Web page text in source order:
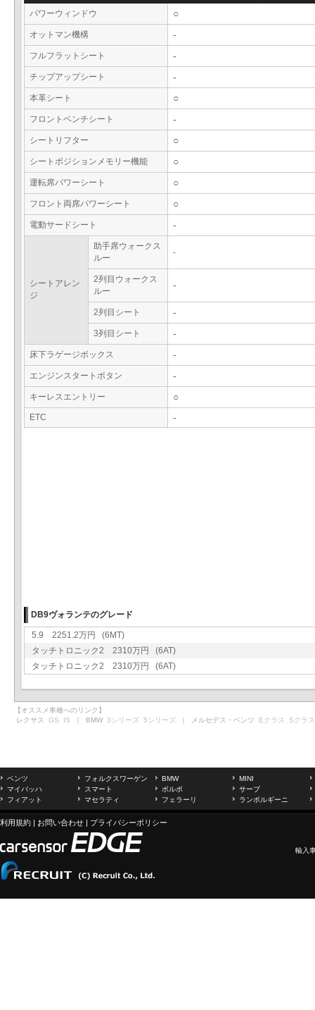
パワーウィンドウ ○
オットマン機構 -
フルフラットシート -
チップアップシート -
本革シート ○
フロントベンチシート -
シートリフター ○
シートポジションメモリー機能 ○
運転席パワーシート ○
フロント両席パワーシート ○
電動サードシート -
シートアレン
ジ
助手席ウォークス
ルー
-
2列目ウォークス
ルー
-
2列目シート -
3列目シート -
床下ラゲージボックス -
エンジンスタートボタン -
キーレスエントリー ○
ETC -
DB9ヴォランテのグレード
5.9 2251.2万円 (6MT)
タッチトロニック2 2310万円 (6AT)
タッチトロニック2 2310万円 (6AT)
【オススメ車種へのリンク】
レクサス GS IS ｜ BMW 3シリーズ 5シリーズ ｜ メルセデス・ベンツ Eクラス Sクラス
ベンツ フォルクスワーゲン BMW
MINI
マイバッハ
スマート ボルボ
サーブ
フィアット
マセラティ フェラーリ ランボルギーニ
利用規約 | お問い合わせ | プライバシーポリシー
輸入